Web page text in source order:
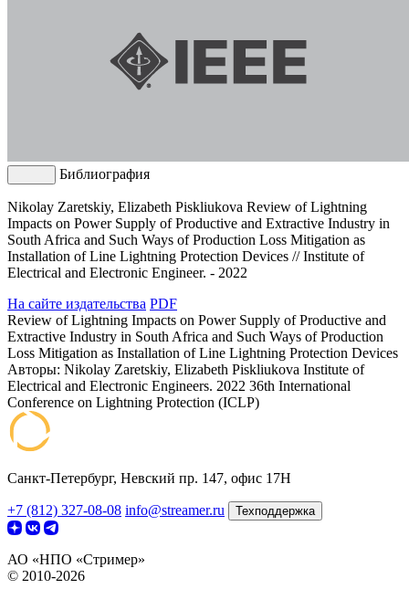
Библиография
Nikolay Zaretskiy, Elizabeth Piskliukova Review of Lightning
Impacts on Power Supply of Productive and Extractive Industry in
South Africa and Such Ways of Production Loss Mitigation as
Installation of Line Lightning Protection Devices // Institute of
Electrical and Electronic Engineer. - 2022
На сайте издательства PDF
Review of Lightning Impacts on Power Supply of Productive and
Extractive Industry in South Africa and Such Ways of Production
Loss Mitigation as Installation of Line Lightning Protection Devices
Авторы: Nikolay Zaretskiy, Elizabeth Piskliukova Institute of
Electrical and Electronic Engineers. 2022 36th International
Conference on Lightning Protection (ICLP)
Санкт-Петербург, Невский пр. 147, офис 17Н
+7 (812) 327-08-08 info@streamer.ru Техподдержка
АО «НПО «Стример»
© 2010-2026